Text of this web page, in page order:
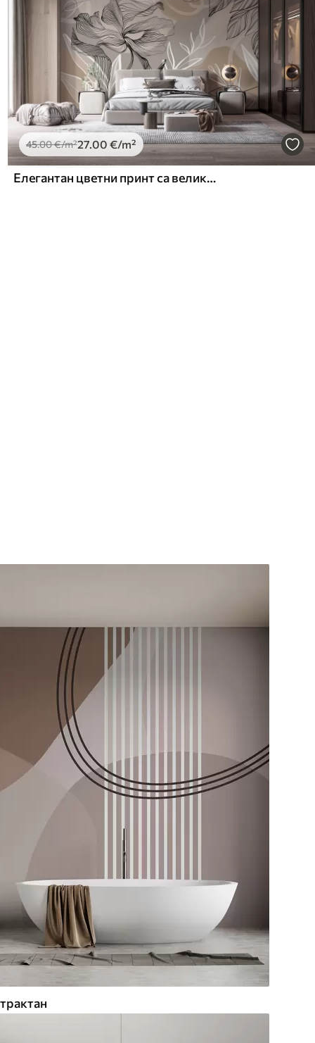
45.00€/m²27.00 €/m²
Елегантан цветни принт са великим апстрактним линијама цветова и листова у нијансама сиве и беж на светлој позадини